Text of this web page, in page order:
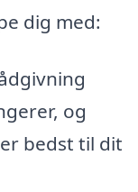
dig med:
og
bedst til dit